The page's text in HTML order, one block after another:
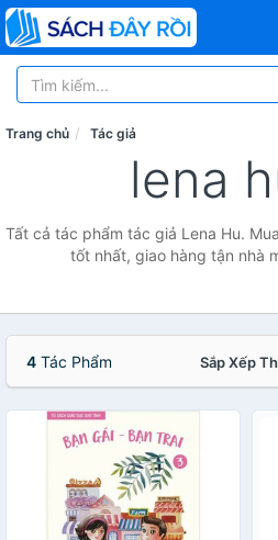
Trang chủ Tác giả
lena
Tất cả tác phẩm tác giả Lena Hu.
tốt nhất, giao hàng tận nhà
4 Tác Phẩm Sắp Xếp